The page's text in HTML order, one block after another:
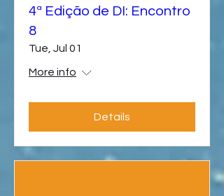
4ª Edição de DI: Encontro
8
Tue, Jul 01
More info
Details